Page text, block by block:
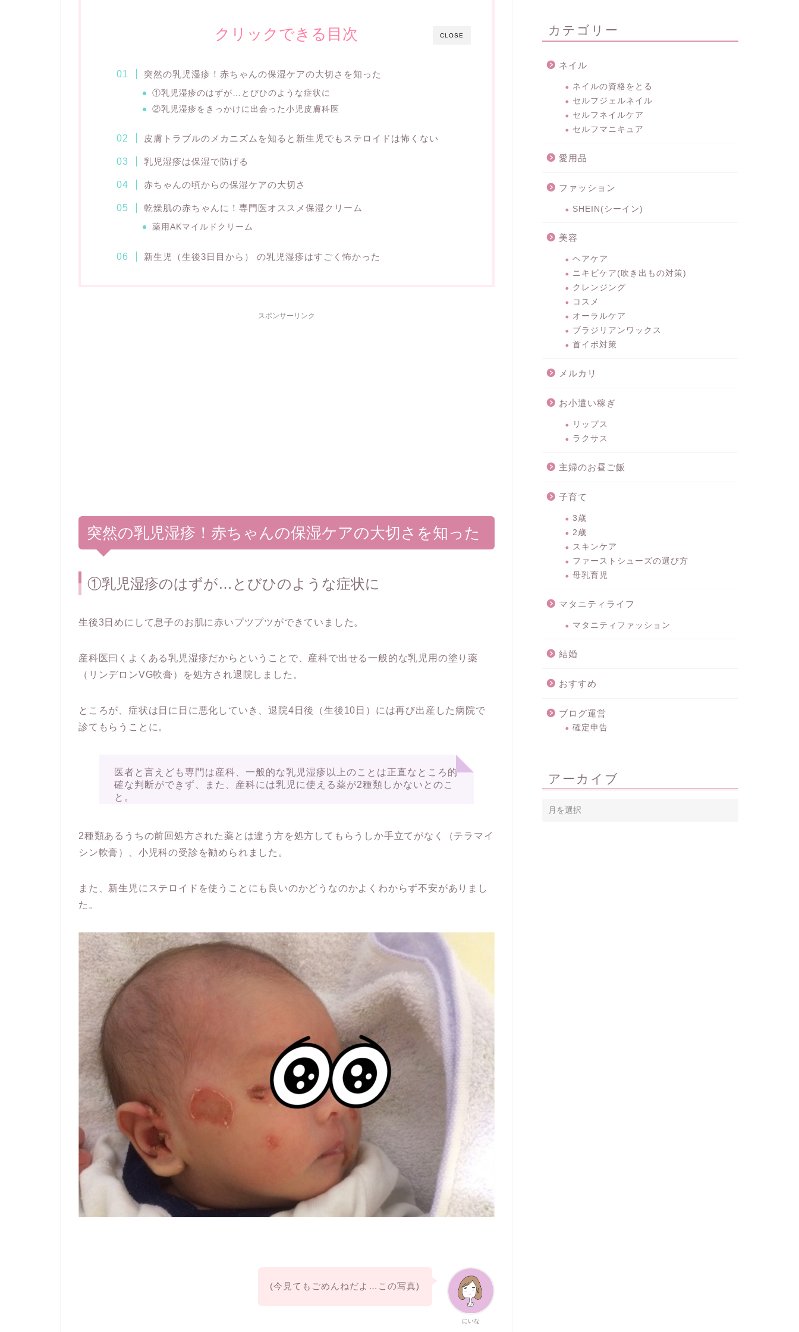
CLOSE
クリックできる目次
突然の乳児湿疹！赤ちゃんの保湿ケアの大切さを知った
①乳児湿疹のはずが…とびひのような症状に
②乳児湿疹をきっかけに出会った小児皮膚科医
皮膚トラブルのメカニズムを知ると新生児でもステロイドは怖くない
乳児湿疹は保湿で防げる
赤ちゃんの頃からの保湿ケアの大切さ
乾燥肌の赤ちゃんに！専門医オススメ保湿クリーム
薬用AKマイルドクリーム
新生児（生後3日目から） の乳児湿疹はすごく怖かった
スポンサーリンク
突然の乳児湿疹！赤ちゃんの保湿ケアの大切さを知った
①乳児湿疹のはずが…とびひのような症状に
生後3日めにして息子のお肌に赤いプツプツができていました。
産科医曰くよくある乳児湿疹だからということで、産科で出せる一般的な乳児用の塗り薬
（リンデロンVG軟膏）を処方され退院しました。
ところが、症状は日に日に悪化していき、退院4日後（生後10日）には再び出産した病院で
診てもらうことに。
医者と言えども専門は産科、一般的な乳児湿疹以上のことは正直なところ的
確な判断ができず、また、産科には乳児に使える薬が2種類しかないとのこ
と。
2種類あるうちの前回処方された薬とは違う方を処方してもらうしか手立てがなく（テラマイ
シン軟膏）、小児科の受診を勧められました。
また、新生児にステロイドを使うことにも良いのかどうなのかよくわからず不安がありまし
た。
にいな
(今見てもごめんねだよ…この写真)
カテゴリー
ネイル
ネイルの資格をとる
セルフジェルネイル
セルフネイルケア
セルフマニキュア
愛用品
ファッション
SHEIN(シーイン)
美容
ヘアケア
ニキビケア(吹き出もの対策)
クレンジング
コスメ
オーラルケア
ブラジリアンワックス
首イボ対策
メルカリ
お小遣い稼ぎ
リップス
ラクサス
主婦のお昼ご飯
子育て
3歳
2歳
スキンケア
ファーストシューズの選び方
母乳育児
マタニティライフ
マタニティファッション
結婚
おすすめ
ブログ運営
確定申告
アーカイブ